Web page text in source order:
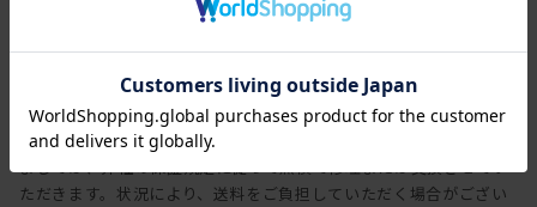
より3年間の製品保証を致します。また製品に付属する照明やコン
セントなどの電気用品に関しましては、1年間の保証を致します。
万一製造上、および構造設計上の欠陥による不良、破損などにつき
ましては、弊社の保証規定に従って無償で修理または交換させてい
ただきます。状況により、送料をご負担していただく場合がござい